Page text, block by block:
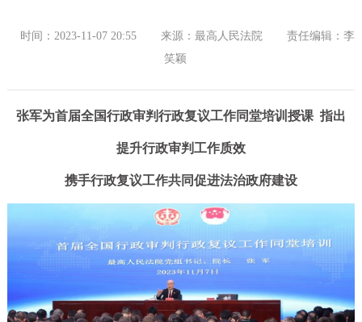
时间：2023-11-07 20:55 来源：最高人民法院
责任编辑：李
笑颖
张军为首届全国行政审判行政复议工作同堂培训授课 指出
提升行政审判工作质效
携手行政复议工作共同促进法治政府建设